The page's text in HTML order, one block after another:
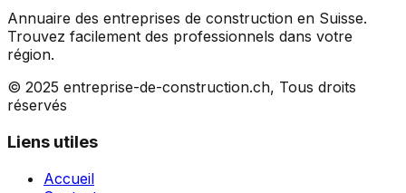
Annuaire des entreprises de construction en Suisse.
Trouvez facilement des professionnels dans votre
région.
© 2025 entreprise-de-construction.ch, Tous droits
réservés
Liens utiles
Accueil